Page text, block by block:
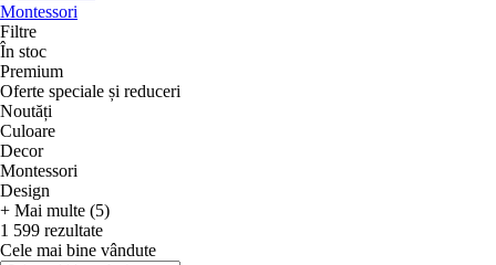
Montessori
Filtre
În stoc
Premium
Oferte speciale și reduceri
Noutăți
Culoare
Decor
Montessori
Design
+ Mai multe (5)
1 599 rezultate
Cele mai bine vândute